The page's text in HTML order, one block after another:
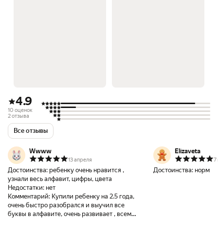
4.9
10 оценок
2 отзыва
Все отзывы
Wwww
13 апреля
Достоинства: ребенку очень нравится ,
узнали весь алфавит, цифры, цвета
Недостатки: нет
Комментарий: Купили ребенку на 2.5 года,
очень быстро разобрался и выучил все
буквы в алфавите, очень развивает , всем
Elizaveta
7
Достоинства: норм